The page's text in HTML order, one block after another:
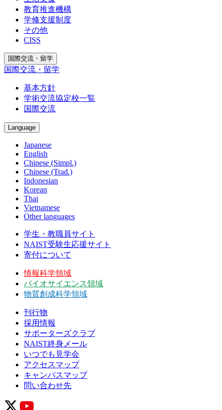
教育推進機構
学修支援制度
その他
CISS
国際交流・留学
国際交流・留学
基本方針
学術交流協定校一覧
国際交流
Language
Japanese
English
Chinese (Simpl.)
Chinese (Trad.)
Indonesian
Korean
Thai
Vietnamese
Other languages
学生・教職員サイト
NAIST受験生応援サイト
寄付について
情報科学領域
バイオサイエンス領域
物質創成科学領域
刊行物
採用情報
サポーターズクラブ
NAIST終身メール
いつでも見学会
アクセスマップ
キャンパスマップ
問い合わせ先